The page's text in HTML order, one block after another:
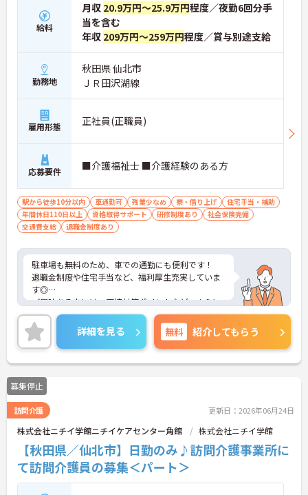
給料
月収 20.9万円～25.9万円程度／夜勤6回分手
当を含む
年収 209万円～259万円程度／賞与別途支給
勤務地
秋田県 仙北市
ＪＲ田沢湖線
雇用形態 正社員(正職員)
応募要件 ■介護福祉士 ■介護経験のある方
駅から徒歩10分以内 車通勤可 残業少なめ 寮・借り上げ
住宅手当・補助
年間休日110日以上
資格取得サポート 研修制度あり
社会保険完備
交通費支給
退職金制度あり
駐車場も無料のため、車での通勤にも便利です！
退職金制度や住宅手当など、福利厚生充実していま
す◎
ご興味ある方には、面接対策ポイントなど、さらに
詳細をお話しいたしますのでお気軽にご相談くださ
い！
詳細を見る 無料 紹介してもらう
募集停止
訪問介護 更新日：2026年06月24日
株式会社ニチイ学館ニチイケアセンター角館 株式会社ニチイ学館
【秋田県／仙北市】日勤のみ♪訪問介護事業所に
て訪問介護員の募集＜パート＞